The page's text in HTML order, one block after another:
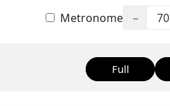
Metronome − 70
Full